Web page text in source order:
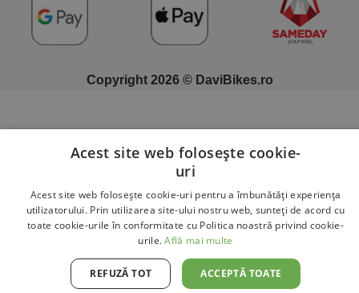
Copyright 2026 © DaviBikes.ro
Acest site web folosește cookie-
uri
Acest site web folosește cookie-uri pentru a îmbunătăți experiența
utilizatorului. Prin utilizarea site-ului nostru web, sunteți de acord cu
toate cookie-urile în conformitate cu Politica noastră privind cookie-
urile.Află mai multe
ACCEPTĂ TOATE
REFUZĂ TOT